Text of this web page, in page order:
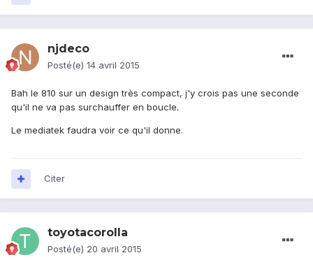
njdeco
Posté(e) 14 avril 2015
Bah le 810 sur un design très compact, j'y crois pas une seconde
qu'il ne va pas surchauffer en boucle.
Le mediatek faudra voir ce qu'il donne.
Citer
toyotacorolla
Posté(e) 20 avril 2015